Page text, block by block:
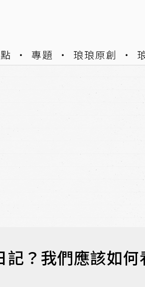
專題 琅琅原創
記？我們應該如何